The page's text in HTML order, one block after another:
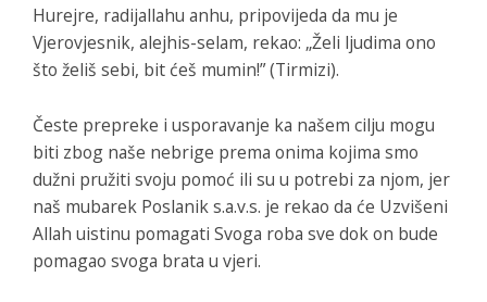
Hurejre, radijallahu anhu, pripovijeda da mu je
Vjerovjesnik, alejhis-selam, rekao: „Želi ljudima ono
što želiš sebi, bit ćeš mumin!” (Tirmizi).
Česte prepreke i usporavanje ka našem cilju mogu
biti zbog naše nebrige prema onima kojima smo
dužni pružiti svoju pomoć ili su u potrebi za njom, jer
naš mubarek Poslanik s.a.v.s. je rekao da će Uzvišeni
Allah uistinu pomagati Svoga roba sve dok on bude
pomagao svoga brata u vjeri.